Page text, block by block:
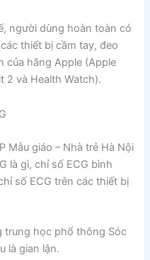
người dùng hoàn toàn có
thiết bị cầm tay, đeo
của hãng Apple (Apple
2 và Health Watch).
Mẫu giáo – Nhà trẻ Hà Nội
là gì, chỉ số ECG bình
số ECG trên các thiết bị
trung học phổ thông Sóc
là gian lận.